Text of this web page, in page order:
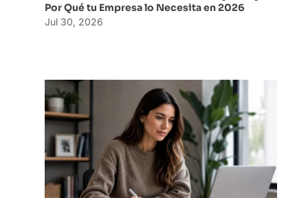
Por Qué tu Empresa lo Necesita en 2026
Jul 30, 2026